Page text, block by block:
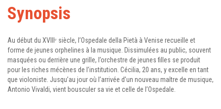
Synopsis
Au début du XVIIIᵉ siècle, l’Ospedale della Pietà à Venise recueille et
forme de jeunes orphelines à la musique. Dissimulées au public, souvent
masquées ou derrière une grille, l’orchestre de jeunes filles se produit
pour les riches mécènes de l’institution. Cécilia, 20 ans, y excelle en tant
que violoniste. Jusqu’au jour où l’arrivée d’un nouveau maître de musique,
Antonio Vivaldi, vient bousculer sa vie et celle de l’Ospedale.